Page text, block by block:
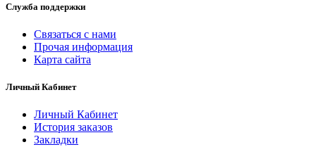
Служба поддержки
Связаться с нами
Прочая информация
Карта сайта
Личный Кабинет
Личный Кабинет
История заказов
Закладки